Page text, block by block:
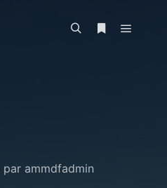
par ammdfadmin